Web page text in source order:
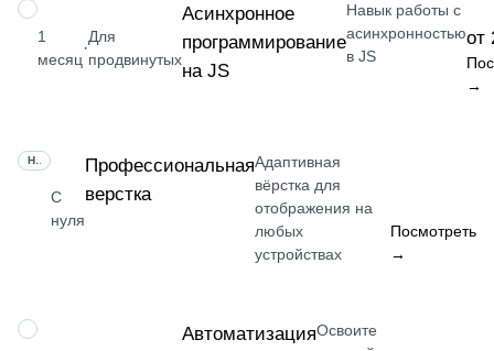
НАВЫК
1
месяц
·
Для
продвинутых
Асинхронное
программирование
на JS
Навык работы с
асинхронностью
в JS
от
→
С
нуля
Профессиональная
верстка
Адаптивная
вёрстка для
отображения на
любых
устройствах
Посмотреть
→
НАВЫК
АвтоматизацияОсвоите